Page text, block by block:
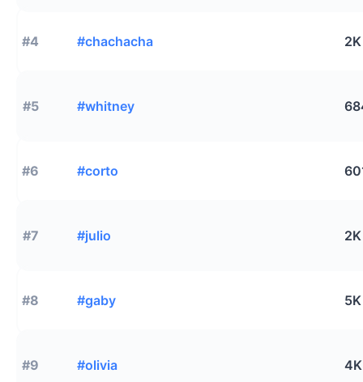
#4 #chachacha 2K
#5 #whitney
#6 #corto
#7 #julio 2K
#8 #gaby 5K
#9 #olivia 4K